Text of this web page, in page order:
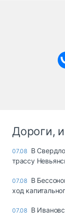
Дороги,
07.08 В
трассу
07.08 В
ход
07.08 В